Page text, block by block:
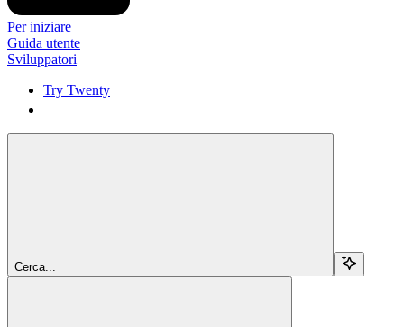
Per iniziare
Guida utente
Sviluppatori
Try Twenty
Cerca...